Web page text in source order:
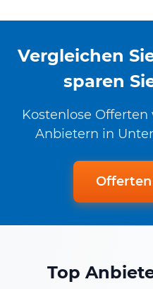
Vergleichen
sparen
Kostenlose
Anbietern in
Top